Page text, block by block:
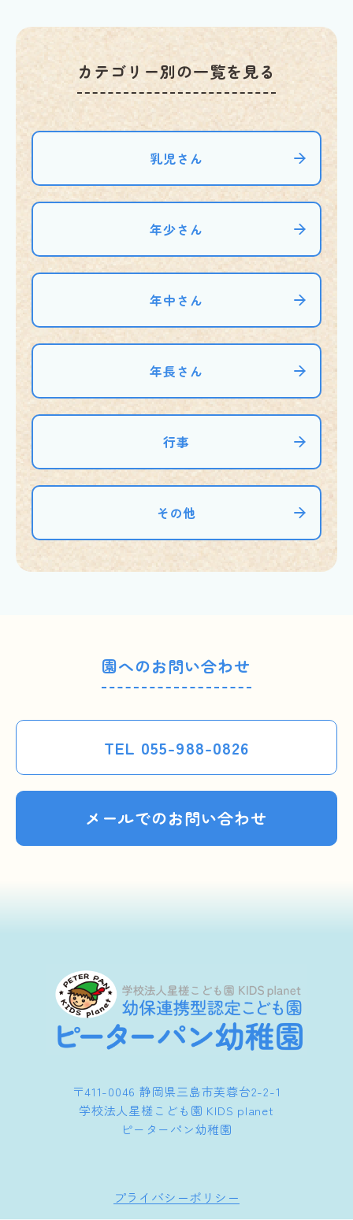
カテゴリー別の一覧を見る
乳児さん
年少さん
年中さん
年長さん
行事
その他
園へのお問い合わせ
TEL 055-988-0826
メールでのお問い合わせ
〒411-0046 静岡県三島市芙蓉台2-2-1
学校法人星槎こども園 KIDS planet
ピーターパン幼稚園
プライバシーポリシー